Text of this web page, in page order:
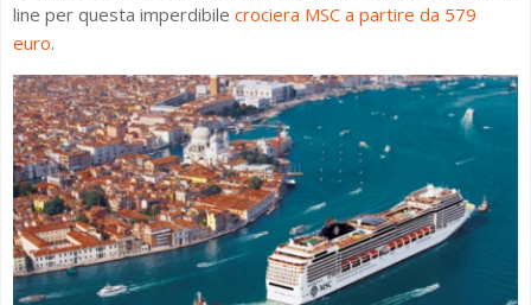
line per questa imperdibile crociera MSC a partire da 579
euro.